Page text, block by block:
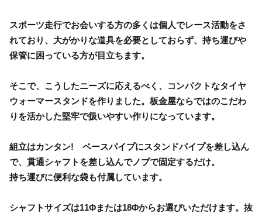
スポーツ走行でお会いする方の多くは個人でレース活動をさ
れており、大がかりな道具を必要としておらず、持ち運びや
保管に困っている方が目立ちます。
そこで、こうしたニーズに応えるべく、コンパクトなタイヤ
ウォーマースタンドを作りました。板金屋ならではのこだわ
りを活かした堅牢で扱いやすい作りになっています。
組立はカンタン! ベースパイプにスタンドパイプを差し込ん
で、貫通シャフトを差し込んでノブで固定するだけ。
持ち運びに便利な袋も付属しています。
シャフトサイズは11Φまたは18Φからお選びいただけます。抜